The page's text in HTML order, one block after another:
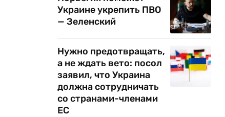
Украине укрепить ПВО
— Зеленский
Нужно предотвращать,
а не ждать вето: посол
заявил, что Украина
должна сотрудничать
со странами-членами
ЕС